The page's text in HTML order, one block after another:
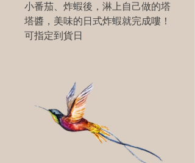
小番茄、炸蝦後，淋上自己做的塔
塔醬，美味的日式炸蝦就完成嘍！
可指定到貨日